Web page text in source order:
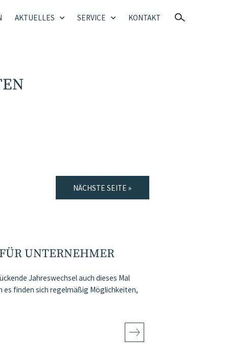
AKTUELLES SERVICE KONTAKT
NÄCHSTE SEITE »
UNTERNEHMER
Jahreswechsel auch dieses Mal
es finden sich regelmäßig Möglichkeiten,